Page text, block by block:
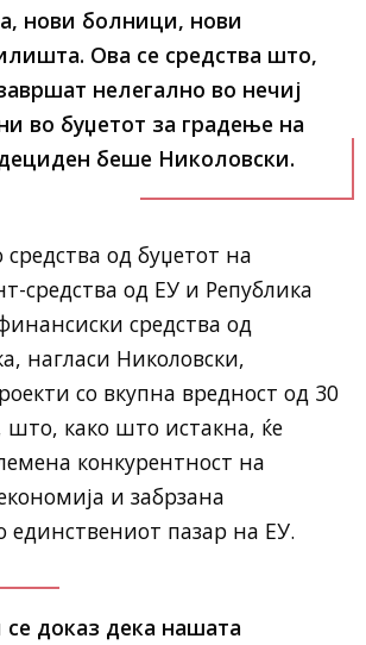
нови болници, нови
Ова се средства што,
нелегално во нечиј
во буџетот за градење на
беше Николовски.
од буџетот на
средства од ЕУ и Република
средства од
нагласи Николовски,
со вкупна вредност од 30
како што истакна, ќе
конкурентност на
и забрзана
единствениот пазар на ЕУ.
се доказ дека нашата